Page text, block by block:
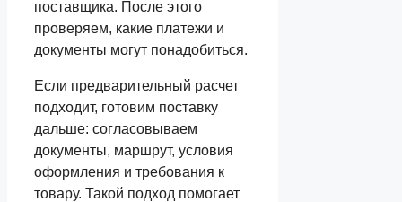
поставщика. После этого
проверяем, какие платежи и
документы могут понадобиться.
Если предварительный расчет
подходит, готовим поставку
дальше: согласовываем
документы, маршрут, условия
оформления и требования к
товару. Такой подход помогает